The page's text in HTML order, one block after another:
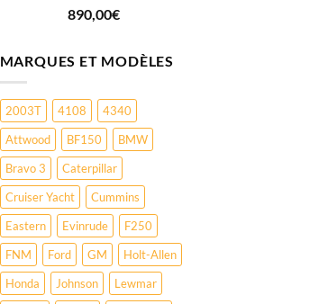
890,00€
MARQUES ET MODÈLES
2003T 4108
4340
Attwood
BF150
BMW
Bravo 3
Caterpillar
Cruiser Yacht
Cummins
Eastern
Evinrude
F250
FNM
Ford GM
Holt-Allen
Honda
Johnson
Lewmar